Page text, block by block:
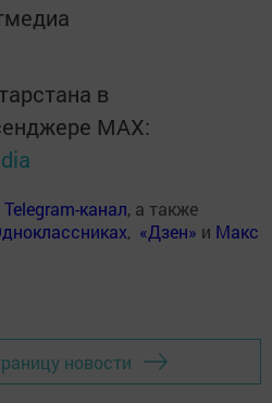
в
MАХ:
Telegram-канал, а также
, «Дзен» и Макс
новости